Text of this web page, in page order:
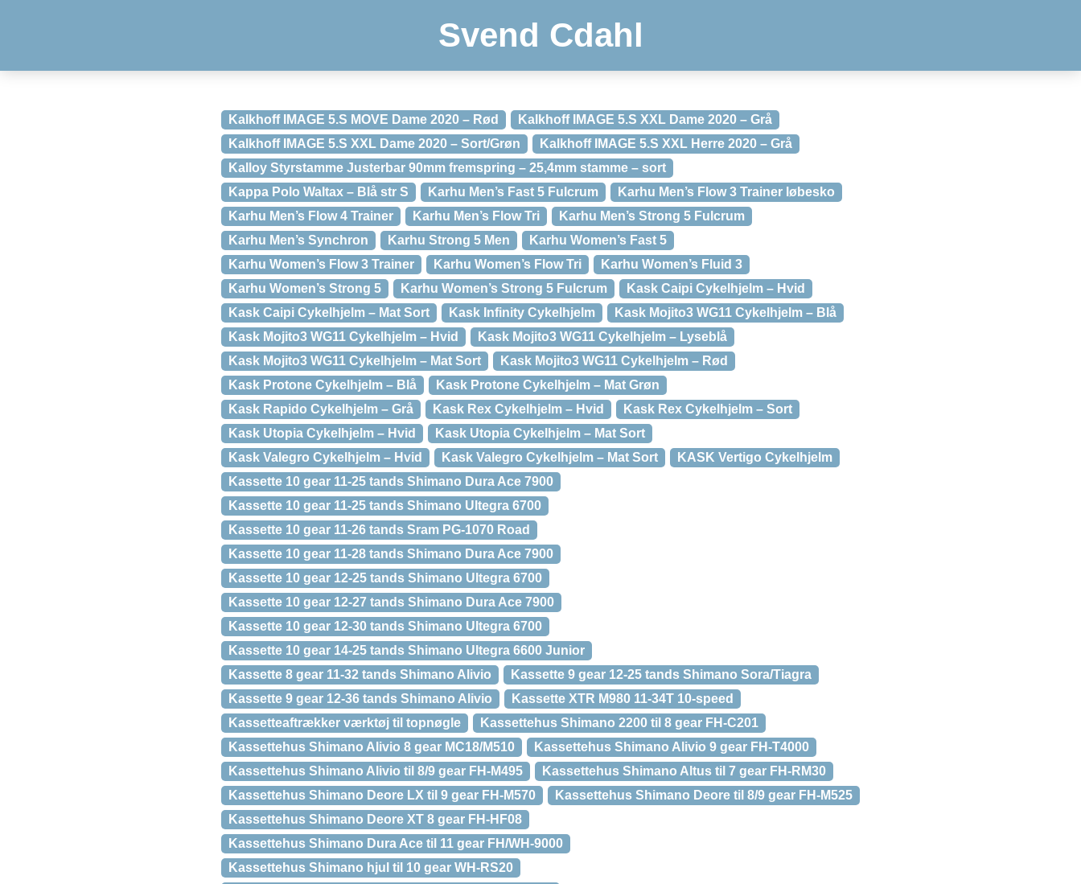
Svend Cdahl
Kalkhoff IMAGE 5.S MOVE Dame 2020 – Rød
Kalkhoff IMAGE 5.S XXL Dame 2020 – Grå
Kalkhoff IMAGE 5.S XXL Dame 2020 – Sort/Grøn
Kalkhoff IMAGE 5.S XXL Herre 2020 – Grå
Kalloy Styrstamme Justerbar 90mm fremspring – 25,4mm stamme – sort
Kappa Polo Waltax – Blå str S
Karhu Men’s Fast 5 Fulcrum
Karhu Men’s Flow 3 Trainer løbesko
Karhu Men’s Flow 4 Trainer
Karhu Men’s Flow Tri
Karhu Men’s Strong 5 Fulcrum
Karhu Men’s Synchron
Karhu Strong 5 Men
Karhu Women’s Fast 5
Karhu Women’s Flow 3 Trainer
Karhu Women’s Flow Tri
Karhu Women’s Fluid 3
Karhu Women’s Strong 5
Karhu Women’s Strong 5 Fulcrum
Kask Caipi Cykelhjelm – Hvid
Kask Caipi Cykelhjelm – Mat Sort
Kask Infinity Cykelhjelm
Kask Mojito3 WG11 Cykelhjelm – Blå
Kask Mojito3 WG11 Cykelhjelm – Hvid
Kask Mojito3 WG11 Cykelhjelm – Lyseblå
Kask Mojito3 WG11 Cykelhjelm – Mat Sort
Kask Mojito3 WG11 Cykelhjelm – Rød
Kask Protone Cykelhjelm – Blå
Kask Protone Cykelhjelm – Mat Grøn
Kask Rapido Cykelhjelm – Grå
Kask Rex Cykelhjelm – Hvid
Kask Rex Cykelhjelm – Sort
Kask Utopia Cykelhjelm – Hvid
Kask Utopia Cykelhjelm – Mat Sort
Kask Valegro Cykelhjelm – Hvid
Kask Valegro Cykelhjelm – Mat Sort
KASK Vertigo Cykelhjelm
Kassette 10 gear 11-25 tands Shimano Dura Ace 7900
Kassette 10 gear 11-25 tands Shimano Ultegra 6700
Kassette 10 gear 11-26 tands Sram PG-1070 Road
Kassette 10 gear 11-28 tands Shimano Dura Ace 7900
Kassette 10 gear 12-25 tands Shimano Ultegra 6700
Kassette 10 gear 12-27 tands Shimano Dura Ace 7900
Kassette 10 gear 12-30 tands Shimano Ultegra 6700
Kassette 10 gear 14-25 tands Shimano Ultegra 6600 Junior
Kassette 8 gear 11-32 tands Shimano Alivio
Kassette 9 gear 12-25 tands Shimano Sora/Tiagra
Kassette 9 gear 12-36 tands Shimano Alivio
Kassette XTR M980 11-34T 10-speed
Kassetteaftrækker værktøj til topnøgle
Kassettehus Shimano 2200 til 8 gear FH-C201
Kassettehus Shimano Alivio 8 gear MC18/M510
Kassettehus Shimano Alivio 9 gear FH-T4000
Kassettehus Shimano Alivio til 8/9 gear FH-M495
Kassettehus Shimano Altus til 7 gear FH-RM30
Kassettehus Shimano Deore LX til 9 gear FH-M570
Kassettehus Shimano Deore til 8/9 gear FH-M525
Kassettehus Shimano Deore XT 8 gear FH-HF08
Kassettehus Shimano Dura Ace til 11 gear FH/WH-9000
Kassettehus Shimano hjul til 10 gear WH-RS20